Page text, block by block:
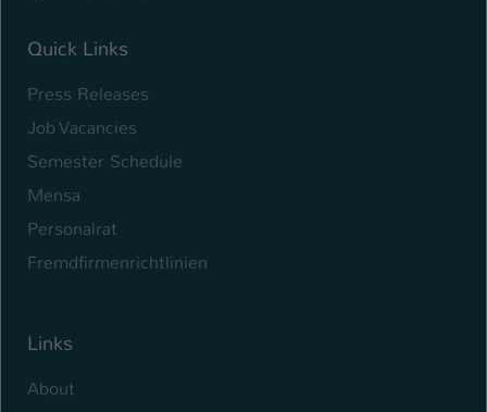
Quick Links
Press Releases
Job Vacancies
Semester Schedule
Mensa
Personalrat
Fremdfirmenrichtlinien
Links
About